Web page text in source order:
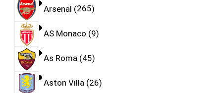
Arsenal 265
AS Monaco 9
As Roma 45
Aston Villa 26